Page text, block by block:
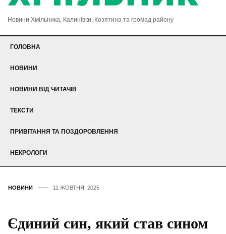
Новини Хмільника, Калинівки, Козятина та громад району
ГОЛОВНА
НОВИНИ
НОВИНИ ВІД ЧИТАЧІВ
ТЕКСТИ
ПРИВІТАННЯ ТА ПОЗДОРОВЛЕННЯ
НЕКРОЛОГИ
НОВИНИ 11 ЖОВТНЯ, 2025
Єдиний син, який став сином